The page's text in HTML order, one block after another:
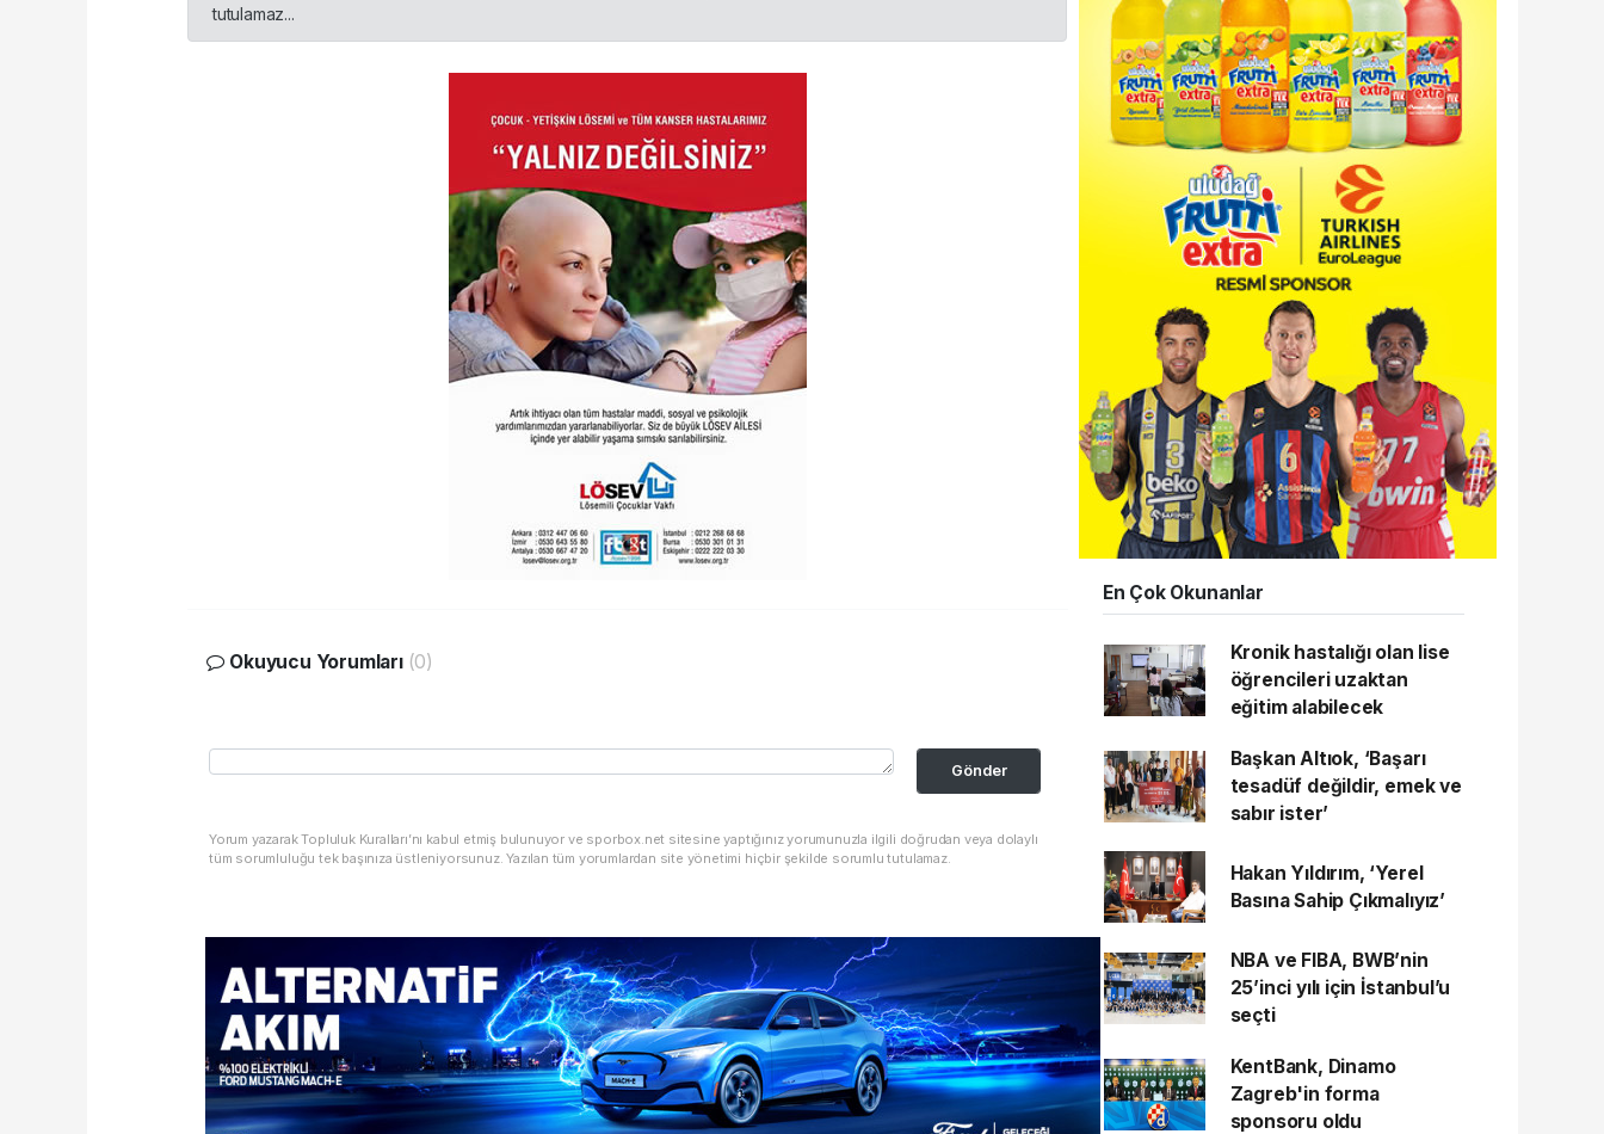
tutulamaz...
Okuyucu Yorumları (0)
Gönder
Yorum yazarak Topluluk Kuralları’nı kabul etmiş bulunuyor ve sporbox.net sitesine yaptığınız yorumunuzla ilgili doğrudan veya dolaylı
tüm sorumluluğu tek başınıza üstleniyorsunuz. Yazılan tüm yorumlardan site yönetimi hiçbir şekilde sorumlu tutulamaz.
En Çok Okunanlar
Kronik hastalığı olan lise
öğrencileri uzaktan
eğitim alabilecek
Başkan Altıok, ‘Başarı
tesadüf değildir, emek ve
sabır ister’
Hakan Yıldırım, ‘Yerel
Basına Sahip Çıkmalıyız’
NBA ve FIBA, BWB’nin
25’inci yılı için İstanbul’u
seçti
KentBank, Dinamo
Zagreb'in forma
sponsoru oldu